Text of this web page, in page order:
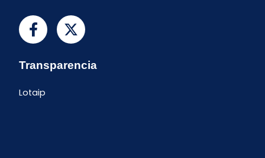
Transparencia
Lotaip